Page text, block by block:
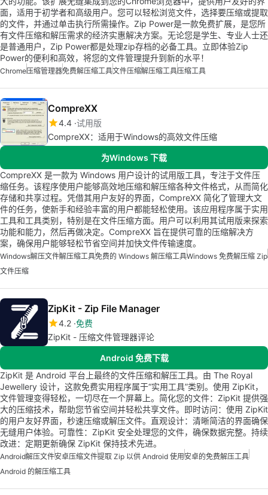
面，适用于初学者和高级用户。您可以轻松浏览文件，选择要压缩或提取
的文件，并通过单击执行所需操作。Zip Power是一款免费扩展，是您所
有文件压缩和解压需求的经济实惠解决方案。无论您是学生、专业人士还
是普通用户，Zip Power都是处理zip存档的必备工具。立即体验Zip
Power的便利和高效，将您的文件管理提升到新的水平！
Chrome压缩管理器免费解压缩工具文件压缩解压缩工具压缩工具
CompreXX
4.4 试用版
CompreXX：适用于Windows的高效文件压缩
为Windows 下载
CompreXX 是一款为 Windows 用户设计的试用版工具，专注于文件压
缩任务。该程序使用户能够高效地压缩和解压缩各种文件格式，从而简化
存储和共享过程。凭借其用户友好的界面，CompreXX 简化了管理大文
件的任务，使新手和经验丰富的用户都能轻松使用。该应用程序属于实用
工具和工具类别，特别是在文件压缩方面。用户可以利用其试用版来探索
功能和能力，然后再做决定。CompreXX 旨在提供可靠的压缩解决方
案，确保用户能够轻松节省空间并加快文件传输速度。
Windows解压文件解压缩工具免费的 Windows 解压缩工具Windows 免费解压缩 Zip
文件压缩
ZipKit - Zip File Manager
4.2 免费
ZipKit - 压缩文件管理器评论
Android 免费下载
ZipKit 是 Android 平台上最终的文件压缩和解压工具。由 The Royal
Jewellery 设计，这款免费实用程序属于“实用工具”类别。使用 ZipKit，
文件管理变得轻松，一切尽在一个屏幕上。简化您的文件：ZipKit 提供强
大的压缩技术，帮助您节省空间并轻松共享文件。即时访问：使用 ZipKit
的用户友好界面，秒速压缩或解压文件。直观设计：清晰简洁的界面确保
无缝用户体验。可靠性：ZipKit 安全处理您的文件，确保数据完整。持续
改进：定期更新确保 ZipKit 保持技术先进。
Android解压文件安卓压缩文件提取 Zip 以供 Android 使用安卓的免费解压工具
Android 的解压缩工具